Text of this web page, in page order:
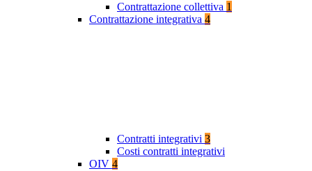
Contrattazione collettiva 1
Contrattazione integrativa 4
Contratti integrativi 3
Costi contratti integrativi
OIV 4